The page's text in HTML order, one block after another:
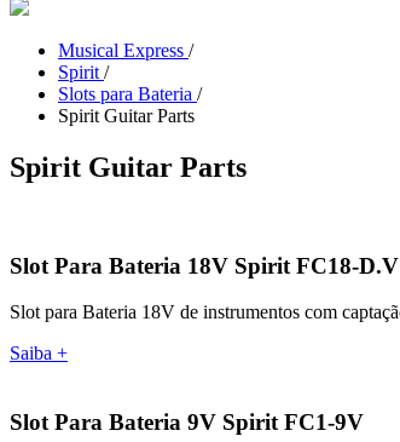
Musical Express /
Spirit /
Slots para Bateria /
Spirit Guitar Parts
Spirit Guitar Parts
Slot Para Bateria 18V Spirit FC18-
Slot para Bateria 18V de instrumentos com
Saiba +
Slot Para Bateria 9V Spirit FC1-9V